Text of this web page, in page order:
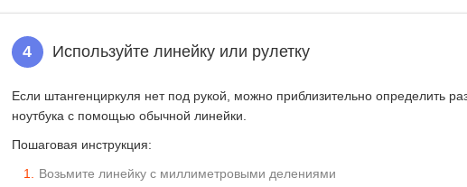
4 Используйте линейку или рулетку
Если штангенциркуля нет под рукой, можно приблизительно определить
ноутбука с помощью обычной линейки.
Пошаговая инструкция:
Возьмите линейку с миллиметровыми делениями